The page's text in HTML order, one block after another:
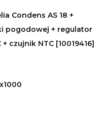
Condens AS 18 +
pogodowej + regulator
+ czujnik NTC [10019416]